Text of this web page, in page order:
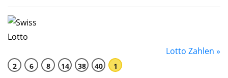
Lotto Zahlen »
2 6 8 14 38 40 1